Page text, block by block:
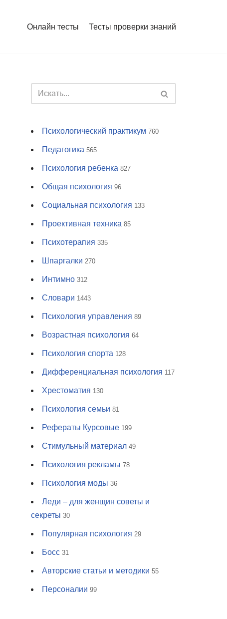
Онлайн тесты Тесты проверки знаний
Психологический практикум 760
Педагогика 565
Психология ребенка 827
Общая психология 96
Социальная психология 133
Проективная техника 85
Психотерапия 335
Шпаргалки 270
Интимно 312
Словари 1443
Психология управления 89
Возрастная психология 64
Психология спорта 128
Дифференциальная психология 117
Хрестоматия 130
Психология семьи 81
Рефераты Курсовые 199
Стимульный материал 49
Психология рекламы 78
Психология моды 36
Леди – для женщин советы и
секреты 30
Популярная психология 29
Босс 31
Авторские статьи и методики 55
Персоналии 99